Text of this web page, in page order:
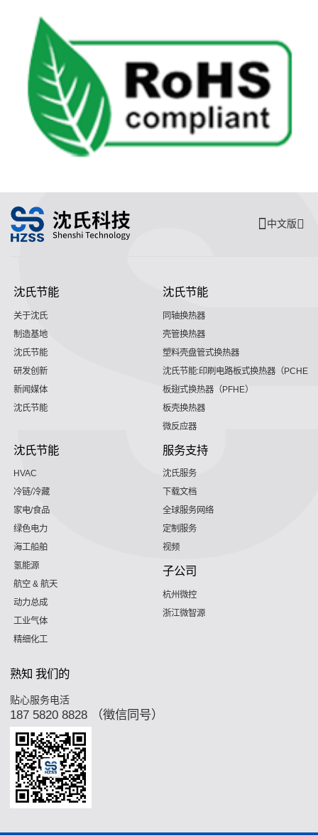
中文版
沈氏节能
关于沈氏
制造基地
沈氏节能
研发创新
新闻媒体
沈氏节能
沈氏节能
同轴换热器
壳管换热器
塑料壳盘管式换热器
沈氏节能:印刷电路板式换热器（PCHE）
板翅式换热器（PFHE）
板壳换热器
微反应器
沈氏节能
HVAC
冷链/冷藏
家电/食品
绿色电力
海工船舶
氢能源
航空 & 航天
动力总成
工业气体
精细化工
服务支持
沈氏服务
下载文档
全球服务网络
定制服务
视频
子公司
杭州微控
浙江微智源
熟知 我们的
贴心服务电活
187 5820 8828 （徵信同号）